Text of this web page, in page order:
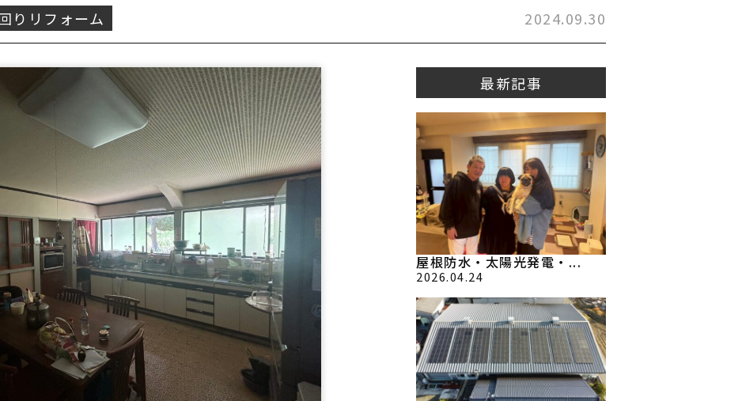
りリフォーム 2024.09.30
最新記事
屋根防水・太陽光発電・...
2026.04.24